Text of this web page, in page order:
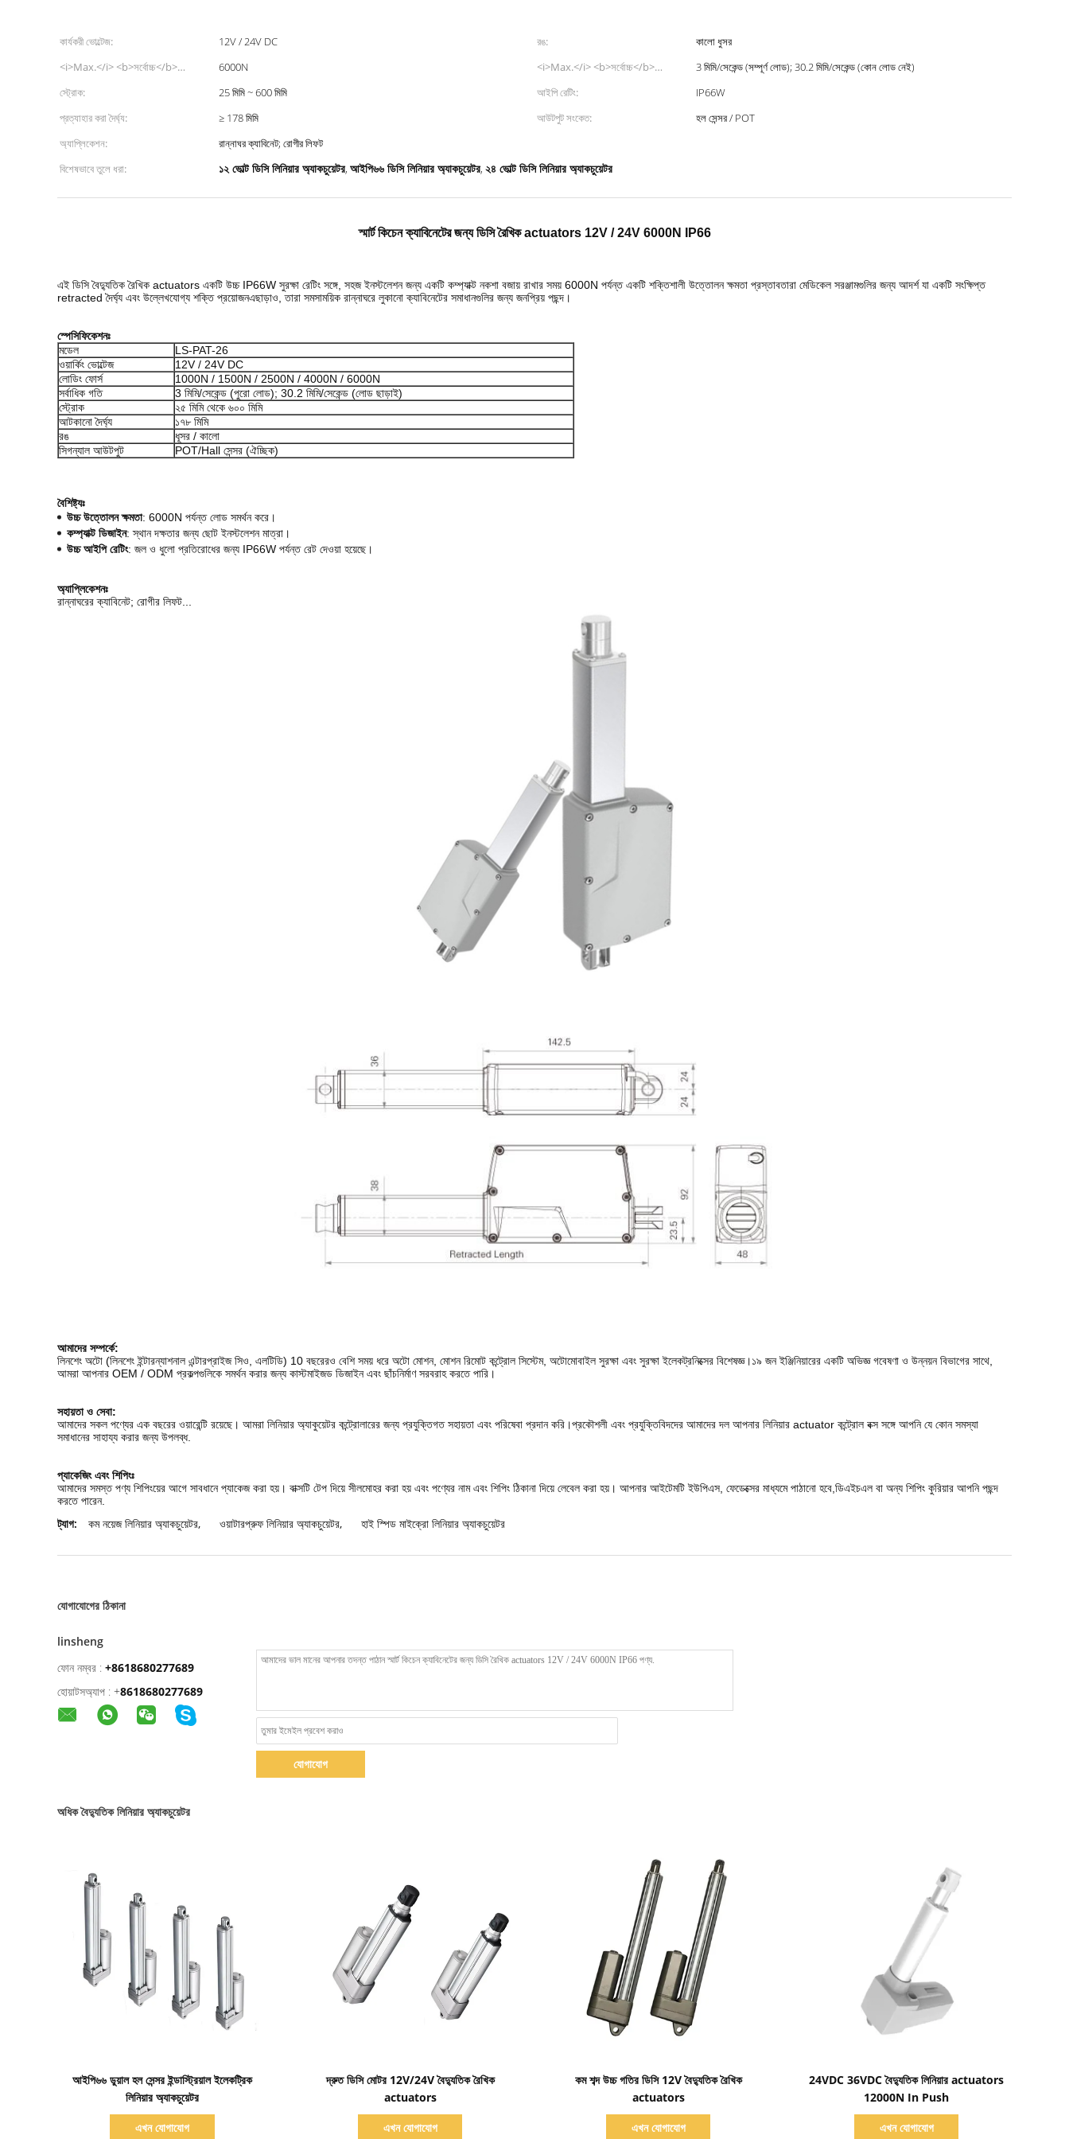
কার্যকরী ভোল্টেজ: 12V / 24V DC রঙ:
কালো ধুসর
<i>Max.</i> <b>সর্বোচ্চ</b>
<i>thrust</i> <b>খোঁচা</b>:
6000N
<i>Max.</i> <b>সর্বোচ্চ</b>
<i>speed</i> <b>দ্রুততা</b>:
3 মিমি/সেকেন্ড (সম্পূর্ণ লোড); 30.2 মিমি/সেকেন্ড (কোন লোড নেই)
স্ট্রোক:
25 মিমি ~ 600 মিমি আইপি রেটিং:
IP66W
প্রত্যাহার করা দৈর্ঘ্য:
≥ 178 মিমি আউটপুট সংকেত:
হল সেন্সর / POT
অ্যাপ্লিকেশন:
রান্নাঘর ক্যাবিনেট; রোগীর লিফট
বিশেষভাবে তুলে ধরা:
১২ ভোল্ট ডিসি লিনিয়ার অ্যাকচুয়েটর, আইপি৬৬ ডিসি লিনিয়ার অ্যাকচুয়েটর, ২৪ ভোল্ট ডিসি লিনিয়ার অ্যাকচুয়েটর
স্মার্ট কিচেন ক্যাবিনেটের জন্য ডিসি রৈখিক actuators 12V / 24V 6000N IP66
এই ডিসি বৈদ্যুতিক রৈখিক actuators একটি উচ্চ IP66W সুরক্ষা রেটিং সঙ্গে, সহজ ইনস্টলেশন জন্য একটি কম্প্যাক্ট নকশা বজায় রাখার সময় 6000N পর্যন্ত একটি শক্তিশালী উত্তোলন ক্ষমতা প্রস্তাবতারা মেডিকেল সরঞ্জামগুলির জন্য আদর্শ যা একটি সংক্ষিপ্ত
retracted দৈর্ঘ্য এবং উল্লেখযোগ্য শক্তি প্রয়োজনএছাড়াও, তারা সমসাময়িক রান্নাঘরে লুকানো ক্যাবিনেটের সমাধানগুলির জন্য জনপ্রিয় পছন্দ।
স্পেসিফিকেশনঃ
মডেল
LS-PAT-26
ওয়ার্কিং ভোল্টেজ
12V / 24V DC
লোডিং ফোর্স
1000N / 1500N / 2500N / 4000N / 6000N
সর্বাধিক গতি
3 মিমি/সেকেন্ড (পুরো লোড); 30.2 মিমি/সেকেন্ড (লোড ছাড়াই)
স্ট্রোক
২৫ মিমি থেকে ৬০০ মিমি
আটকানো দৈর্ঘ্য
১৭৮ মিমি
রঙ
ধূসর / কালো
সিগন্যাল আউটপুট
POT/Hall সেন্সর (ঐচ্ছিক)
বৈশিষ্ট্যঃ
উচ্চ উত্তোলন ক্ষমতা: 6000N পর্যন্ত লোড সমর্থন করে।
কম্প্যাক্ট ডিজাইন: স্থান দক্ষতার জন্য ছোট ইনস্টলেশন মাত্রা।
উচ্চ আইপি রেটিং: জল ও ধুলো প্রতিরোধের জন্য IP66W পর্যন্ত রেট দেওয়া হয়েছে।
অ্যাপ্লিকেশনঃ
রান্নাঘরের ক্যাবিনেট; রোগীর লিফট...
আমাদের সম্পর্কে:
লিনশেং অটো (লিনশেং ইন্টারন্যাশনাল এন্টারপ্রাইজ সিও, এলটিডি) 10 বছরেরও বেশি সময় ধরে অটো মোশন, মোশন রিমোট কন্ট্রোল সিস্টেম, অটোমোবাইল সুরক্ষা এবং সুরক্ষা ইলেকট্রনিক্সের বিশেষজ্ঞ।১৯ জন ইঞ্জিনিয়ারের একটি অভিজ্ঞ গবেষণা ও উন্নয়ন বিভাগের সাথে,
আমরা আপনার OEM / ODM প্রকল্পগুলিকে সমর্থন করার জন্য কাস্টমাইজড ডিজাইন এবং ছাঁচনির্মাণ সরবরাহ করতে পারি।
সহায়তা ও সেবা:
আমাদের সকল পণ্যের এক বছরের ওয়ারেন্টি রয়েছে। আমরা লিনিয়ার অ্যাকুয়েটর কন্ট্রোলারের জন্য প্রযুক্তিগত সহায়তা এবং পরিষেবা প্রদান করি।প্রকৌশলী এবং প্রযুক্তিবিদদের আমাদের দল আপনার লিনিয়ার actuator কন্ট্রোল বক্স সঙ্গে আপনি যে কোন সমস্যা
সমাধানের সাহায্য করার জন্য উপলব্ধ.
প্যাকেজিং এবং শিপিংঃ
আমাদের সমস্ত পণ্য শিপিংয়ের আগে সাবধানে প্যাকেজ করা হয়। বাক্সটি টেপ দিয়ে সীলমোহর করা হয় এবং পণ্যের নাম এবং শিপিং ঠিকানা দিয়ে লেবেল করা হয়। আপনার আইটেমটি ইউপিএস, ফেডেক্সের মাধ্যমে পাঠানো হবে,ডিএইচএল বা অন্য শিপিং কুরিয়ার আপনি পছন্দ
করতে পারেন.
ট্যাগ: কম নয়েজ লিনিয়ার অ্যাকচুয়েটর, ওয়াটারপ্রুফ লিনিয়ার অ্যাকচুয়েটর, হাই স্পিড মাইক্রো লিনিয়ার অ্যাকচুয়েটর
যোগাযোগের ঠিকানা
linsheng
ফোন নম্বর : +8618680277689
হোয়াটসঅ্যাপ : +8618680277689
যোগাযোগ
অধিক বৈদ্যুতিক লিনিয়ার অ্যাকচুয়েটর
আইপি৬৬ ডুয়াল হল সেন্সর ইন্ডাস্ট্রিয়াল ইলেকট্রিক
লিনিয়ার অ্যাকচুয়েটর
এখন যোগাযোগ
দ্রুত ডিসি মোটর 12V/24V বৈদ্যুতিক রৈখিক
actuators
এখন যোগাযোগ
কম শব্দ উচ্চ গতির ডিসি 12V বৈদ্যুতিক রৈখিক
actuators
এখন যোগাযোগ
24VDC 36VDC বৈদ্যুতিক লিনিয়ার actuators
12000N In Push
এখন যোগাযোগ